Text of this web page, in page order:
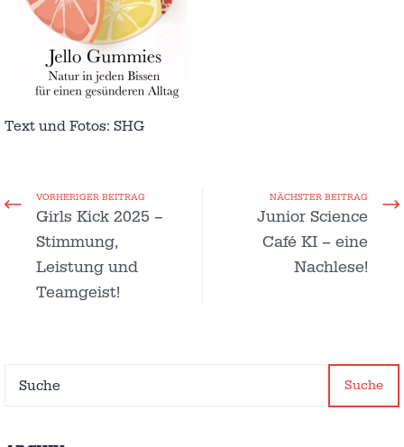
Text und Fotos: SHG
VORHERIGER BEITRAG
Girls Kick 2025 –
Stimmung,
Leistung und
Teamgeist!
NÄCHSTER BEITRAG
Junior Science
Café KI – eine
Nachlese!
Suche